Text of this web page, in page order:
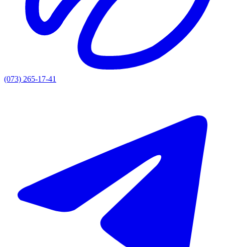
(073) 265-17-41